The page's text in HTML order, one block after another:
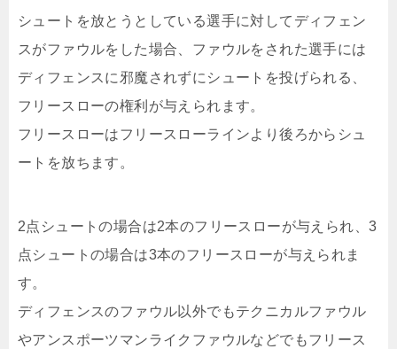
シュートを放とうとしている選手に対してディフェン
スがファウルをした場合、ファウルをされた選手には
ディフェンスに邪魔されずにシュートを投げられる、
フリースローの権利が与えられます。
フリースローはフリースローラインより後ろからシュ
ートを放ちます。
2点シュートの場合は2本のフリースローが与えられ、3
点シュートの場合は3本のフリースローが与えられま
す。
ディフェンスのファウル以外でもテクニカルファウル
やアンスポーツマンライクファウルなどでもフリース